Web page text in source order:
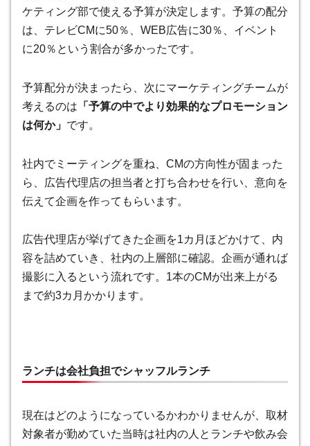
ケティング部で使える予算が決定します。予算の配分
は、テレビCMに50％、WEB広告に30％、イベント
に20％という割合が多かったです。
予算配分が決まったら、次にマーケティングチームが
考えるのは 「予算の中でより効果的なプロモーション
は何か」 です。
社内でミーティングを重ね、CMの方向性が固まった
ら、広告代理店の担当者と打ち合わせを行い、意向を
伝えて企画を作ってもらいます。
広告代理店が挙げてきた企画を1カ月ほどかけて、内
容を詰めていき、社内の上層部に確認。企画が通れば
撮影に入るという流れです。1本のCMが出来上がる
まで約3カ月かかります。
ランチは会社負担でシャッフルランチ
現在はどのようになっているかわかりませんが、取材
対象者が勤めていた当時は社内の人とランチや飲み会